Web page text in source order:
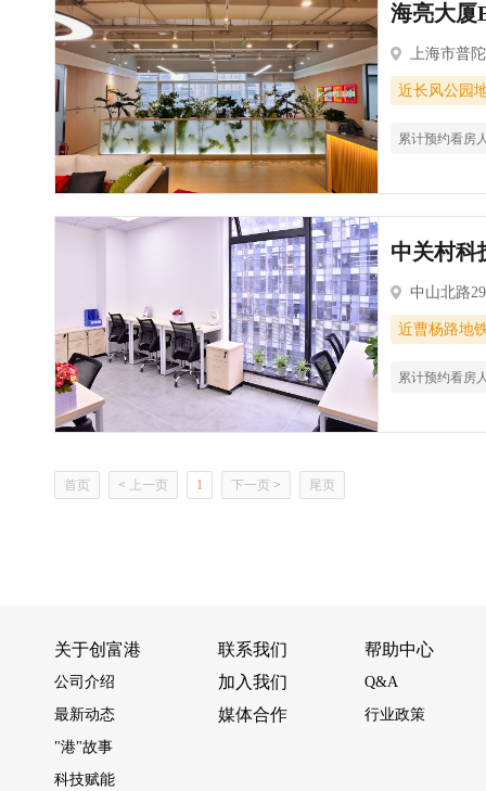
海亮大厦
上海市普
近长风公园
累计预约看房
中关村科
中山北路
近曹杨路地
累计预约看房
首页 < 上一页 1 下一页 > 尾页
关于创富港
公司介绍
最新动态
"港"故事
科技赋能
联系我们
加入我们
媒体合作
帮助中心
Q&A
行业政策